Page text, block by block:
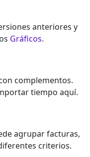
anteriores y
Gráficos.
complementos.
tiempo aquí.
agrupar facturas,
criterios.